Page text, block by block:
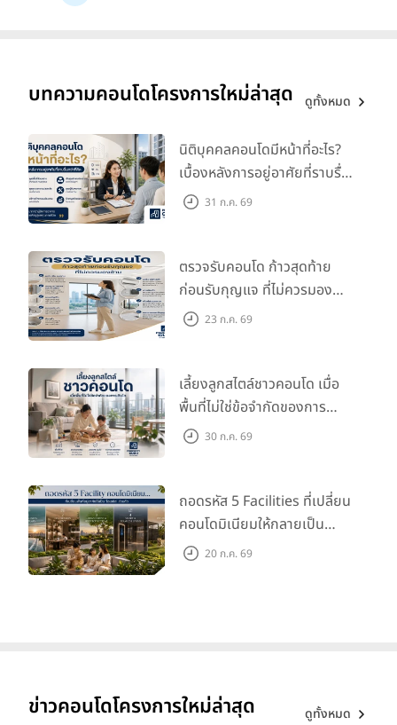
บทความคอนโดโครงการใหม่ล่าสุด ดูทั้งหมด
นิติบุคคลคอนโดมีหน้าที่อะไร?
เบื้องหลังการอยู่อาศัยที่ราบรื่น
กว่าที่คิด31 ก.ค. 69
ตรวจรับคอนโด ก้าวสุดท้าย
ก่อนรับกุญแจ ที่ไม่ควรมอง
ข้าม 23 ก.ค. 69
เลี้ยงลูกสไตล์ชาวคอนโด เมื่อ
พื้นที่ไม่ใช่ข้อจำกัดของการ
เติบโต30 ก.ค. 69
ถอดรหัส 5 Facilities ที่เปลี่ยน
คอนโดมิเนียมให้กลายเป็น
‘โอเอซิส’ ส่วนตัวกลางเมือง
20 ก.ค. 69
ข่าวคอนโดโครงการใหม่ล่าสุด ดูทั้งหมด